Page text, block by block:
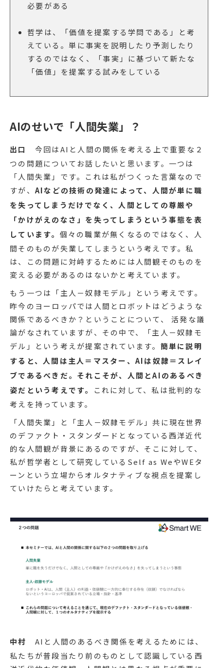
必要がある
哲学は、「価値を提案する学問である」と考
えている。単に事実を説明したり予測したり
するのではなく、「事実」に基づいて新たな
「価値」を提案する試みをしている
AIのせいで「人間失業」？
出口
今回はAIと人間の関係を考える上で重要な２
つの問題についてお話したいと思います。一つは
「人間失業」です。これは私がつくった言葉なので
すが、 AIなどの技術の発達によって、人間が単に職
を失ってしまうだけでなく、人間としての尊厳や
「かけがえのなさ」を失ってしまうという事態を表
しています。 個々の職業が無くなるのではなく、人
間そのものが失業してしまうという考えです。私
は、この問題に対峙するためには人間観そのものを
変える必要があるのはないかと考えています。
もう一つは「主人－奴隷モデル」という考えです。
昨今のヨーロッパでは人間とロボットはどうような
関係であるべきか？ということについて、 活発な議
論がなされていますが、その中で、「主人－奴隷モ
デル」という考えが提案されています。 簡単に説明
すると、人間は主人＝マスター、AIは奴隷＝スレイ
ブであるべきだ。それこそが、人間とAIのあるべき
姿だという考えです。
これに対して、私は批判的な
考えを持っています。
「人間失業」と「主人－奴隷モデル」共に現在世界
のデファクト・スタンダードとなっている西洋近代
的な人間観が背景にあるのですが、そこに対して、
私が哲学者として研究しているSelf as WeやWEタ
ーンという立場からオルタナティブな視点を提案し
ていけたらと考えています。
中村
AIと人間のあるべき関係を考えるためには、
私たちが普段当たり前のものとして認識している西